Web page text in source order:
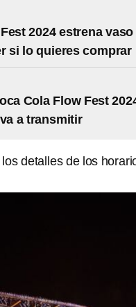
2024 estrena
si lo quieres comprar
Cola Flow Fest
a transmitir
detalles de los